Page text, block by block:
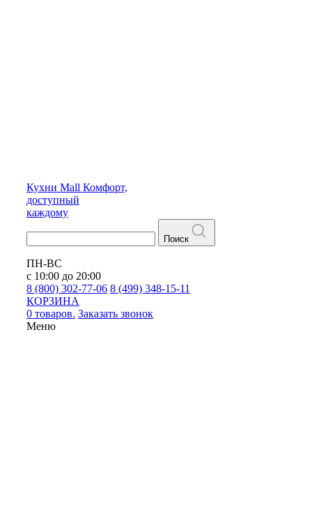
Кухни Mall Комфорт,
доступный
каждому
Поиск
ПН-ВС
с 10:00 до 20:00
8 (800) 302-77-06 8 (499) 348-15-11
КОРЗИНА
0 товаров. Заказать звонок
Меню